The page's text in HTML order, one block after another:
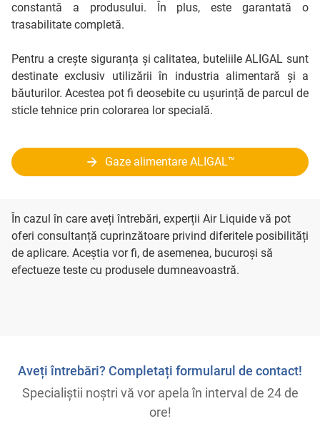
constantă a produsului. În plus, este garantată o
trasabilitate completă.
Pentru a crește siguranța și calitatea, buteliile ALIGAL sunt
destinate exclusiv utilizării în industria alimentară și a
băuturilor. Acestea pot fi deosebite cu ușurință de parcul de
sticle tehnice prin colorarea lor specială.
Gaze alimentare ALIGAL™
În cazul în care aveți întrebări, experții Air Liquide vă pot
oferi consultanță cuprinzătoare privind diferitele posibilități
de aplicare. Aceștia vor fi, de asemenea, bucuroși să
efectueze teste cu produsele dumneavoastră.
Aveți întrebări? Completați formularul de contact!
Specialiștii noștri vă vor apela în interval de 24 de
ore!